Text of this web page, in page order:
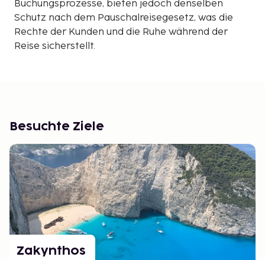
Buchungsprozesse, bieten jedoch denselben
Schutz nach dem Pauschalreisegesetz, was die
Rechte der Kunden und die Ruhe während der
Reise sicherstellt.
Besuchte Ziele
Zakynthos